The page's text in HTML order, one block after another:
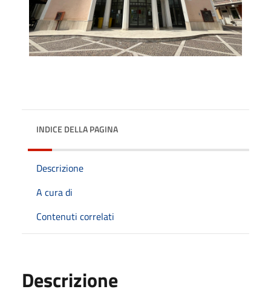
INDICE DELLA PAGINA
Descrizione
A cura di
Contenuti correlati
Descrizione